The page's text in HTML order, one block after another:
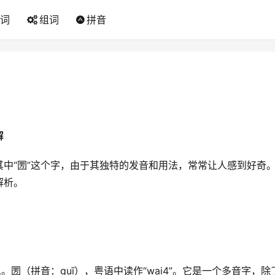
组词 拼音
”这个字，由于其独特的发音和用法，常常让人感到好奇
。
（拼音：guī），粤语中读作“wai4”。它是一个多音字，除